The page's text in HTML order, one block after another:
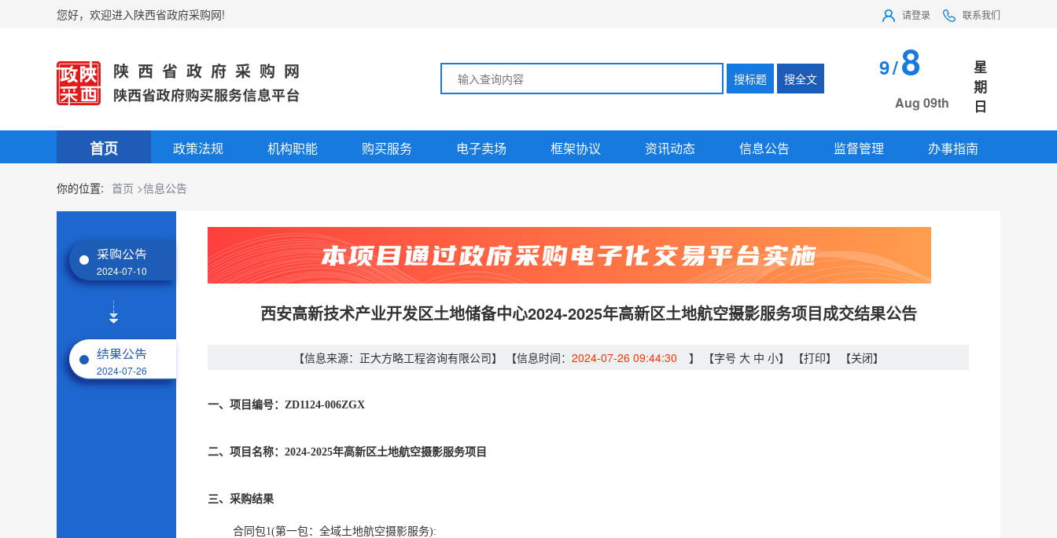
您好，欢迎进入陕西省政府采购网! 请登录 联系我们
搜标题 搜全文 9/8
Aug 09th
星
期
日
首页 政策法规 机构职能 购买服务 电子卖场 框架协议 资讯动态 信息公告 监督管理 办事指南
你的位置: 首页 >信息公告
采购公告
2024-07-10
结果公告
2024-07-26
西安高新技术产业开发区土地储备中心2024-2025年高新区土地航空摄影服务项目成交结果公告
【信息来源：正大方略工程咨询有限公司】 【信息时间： 2024-07-26 09:44:30 】 【字号 大 中 小】 【打印】 【关闭】
一、项目编号：ZD1124-006ZGX
二、项目名称：2024-2025年高新区土地航空摄影服务项目
三、采购结果
合同包1(第一包：全域土地航空摄影服务):